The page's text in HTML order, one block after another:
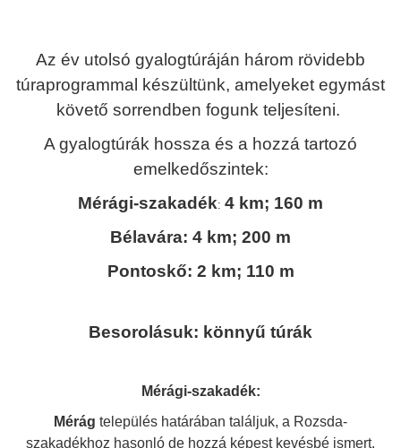
Az év utolsó gyalogtúráján három rövidebb
túraprogrammal készültünk, amelyeket egymást
követő sorrendben fogunk teljesíteni.
A gyalogtúrák hossza és a hozzá tartozó
emelkedőszintek:
Mérági-szakadék: 4 km; 160 m
Bélavára: 4 km; 200 m
Pontoskő: 2 km; 110 m
Besorolásuk: könnyű túrák
Mérági-szakadék:
Mérág település határában találjuk, a Rozsda-
szakadékhoz hasonló de hozzá képest kevésbé ismert,